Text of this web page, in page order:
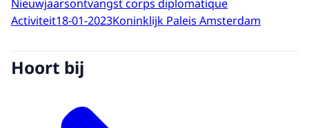
Nieuwjaarsontvangst corps diplomatique
Activiteit18-01-2023Koninklijk Paleis Amsterdam
Hoort bij